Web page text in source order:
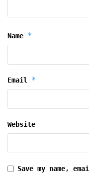
Name *
Email *
Website
Save my name,